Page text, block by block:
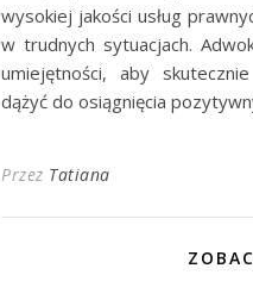
wysokiej jakości usług
w trudnych sytuacjach.
umiejętności, aby
dążyć do osiągnięcia
Przez Tatiana